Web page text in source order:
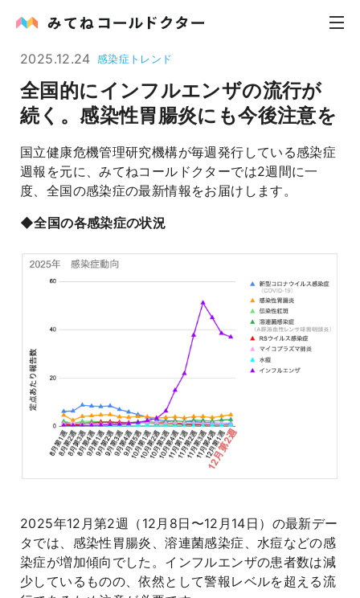
内科
花粉症
皮膚科
感染症
よくあるご質問
2025.12.24 感染症トレンド
全国的にインフルエンザの流行が
続く。感染性胃腸炎にも今後注意を
国立健康危機管理研究機構が毎週発行している感染症
週報を元に、みてねコールドクターでは2週間に一
度、全国の感染症の最新情報をお届けします。
◆全国の各感染症の状況
2025年12月第2週（12月8日〜12月14日）の最新デー
タでは、感染性胃腸炎、溶連菌感染症、水痘などの感
染症が増加傾向でした。インフルエンザの患者数は減
少しているものの、依然として警報レベルを超える流